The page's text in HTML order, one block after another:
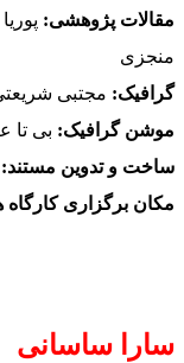
مقالات پژوهشی:
منجزی
گرافیک: مجتبی
موشن گرافیک: بی تا
ساخت و تدوین مستند:
مکان برگزاری کارگاه
سارا ساسانی